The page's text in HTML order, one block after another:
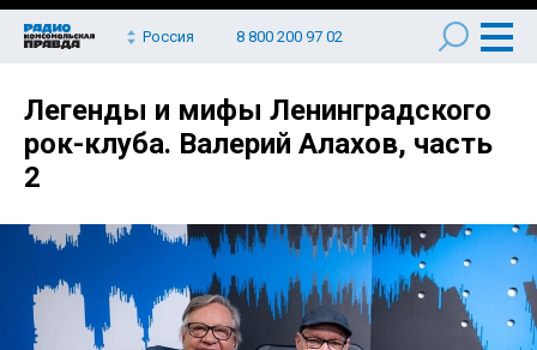
Россия 8 800 200 97 02
Легенды и мифы Ленинградского
рок-клуба. Валерий Алахов, часть
2